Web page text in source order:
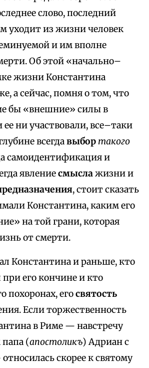
слово, последний
уходит из жизни человек
и им вполне
Об этой «начально–
жизни Константина
а сейчас, помня о том, что
бы «внешние» силы в
ни участвовали, все–таки
всегдавыбор такого
самоидентификация и
явлениесмыслажизни и
, стоит сказать
Константина, каким его
на той грани, которая
от смерти.
Константина и раньше, кто
при его кончине и кто
похоронах, егосвятость
Если торжественность
в Риме — навстречу
(апостоликъ) Адриан с
скорее к святому